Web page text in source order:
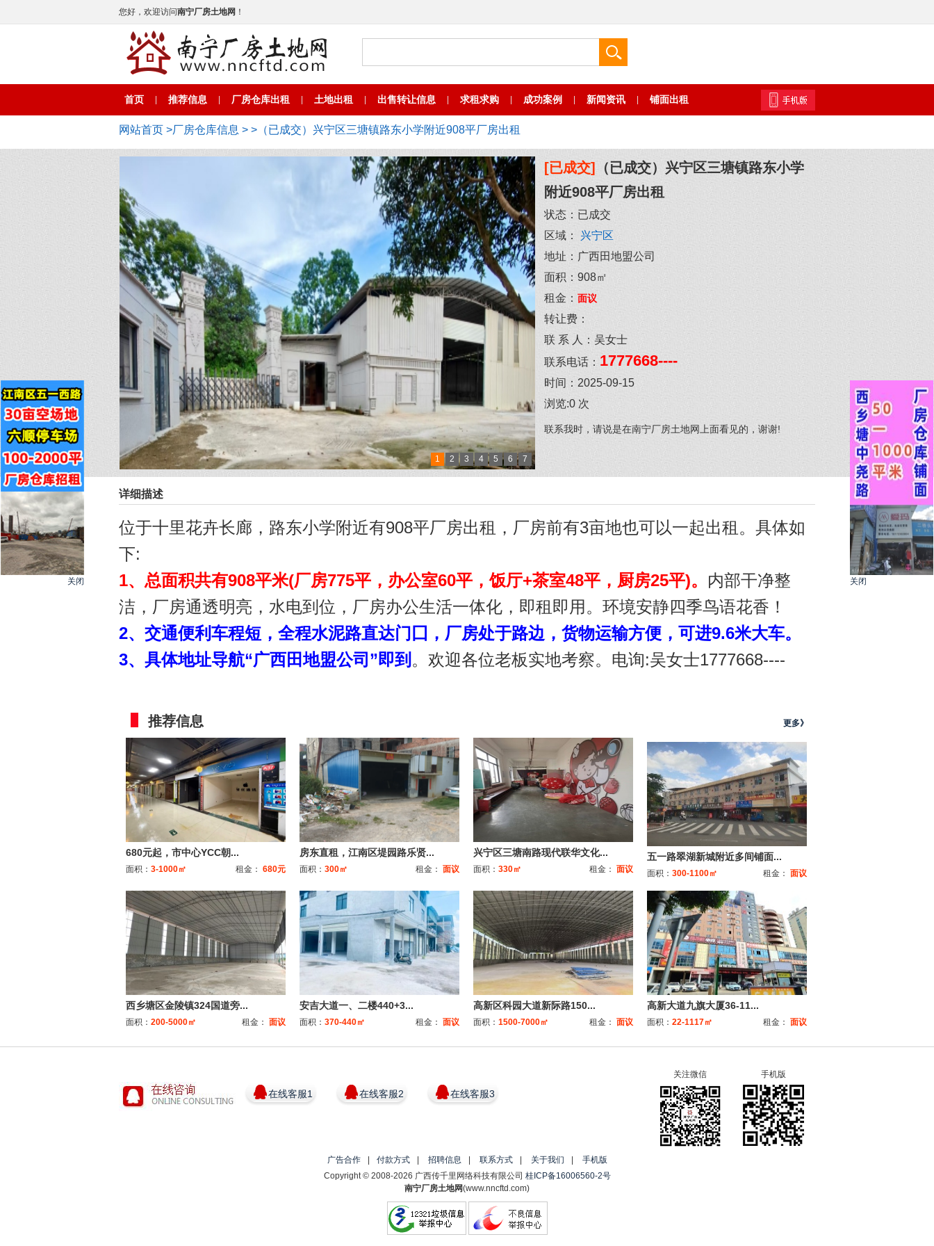
您好，欢迎访问南宁厂房土地网 ！
首页 推荐信息 厂房仓库出租 土地出租 出售转让信息 求租求购 成功案例 新闻资讯 铺面出租
网站首页 >厂房仓库信息 > >（已成交）兴宁区三塘镇路东小学附近908平厂房出租
[已成交]
（已成交）兴宁区三塘镇路东小学
附近908平厂房出租
状态： 已成交
区域：
兴宁区
地址： 广西田地盟公司
面积： 908㎡
租金： 面议
转让费：
联 系 人： 吴女士
联系电话： 1777668----
时间： 2025-09-15
浏览:0 次
联系我时，请说是在南宁厂房土地网上面看见的，谢谢!
1 2 3 4 5 6 7
详细描述
位于十里花卉长廊，路东小学附近有908平厂房出租，厂房前有3亩地也可以一起出租。具体如
下:
1、总面积共有908平米(厂房775平，办公室60平，饭厅+茶室48平，厨房25平)。 内部干净整
洁，厂房通透明亮，水电到位，厂房办公生活一体化，即租即用。环境安静四季鸟语花香！
2、交通便利车程短，全程水泥路直达门囗，厂房处于路边，货物运输方便，可进9.6米大车。
3、具体地址导航“广西田地盟公司 ”即到 。欢迎各位老板实地考察。电询:吴女士1777668----
推荐信息 更多》
680元起，市中心YCC朝...
面积： 3-1000㎡ 租金： 680元
房东直租，江南区堤园路乐贤...
面积： 300㎡ 租金： 面议
兴宁区三塘南路现代联华文化...
面积： 330㎡ 租金： 面议
五一路翠湖新城附近多间铺面...
面积： 300-1100㎡ 租金： 面议
西乡塘区金陵镇324国道旁...
面积： 200-5000㎡ 租金： 面议
安吉大道一、二楼440+3...
面积： 370-440㎡ 租金： 面议
高新区科园大道新际路150...
面积： 1500-7000㎡ 租金： 面议
高新大道九旗大厦36-11...
面积： 22-1117㎡ 租金： 面议
在线客服1 在线客服2 在线客服3
关注微信 手机版
广告合作 付款方式 招聘信息 联系方式 关于我们
手机版
Copyright © 2008-2026 广西传千里网络科技有限公司 桂ICP备16006560-2号
南宁厂房土地网(www.nncftd.com)
关闭 关闭